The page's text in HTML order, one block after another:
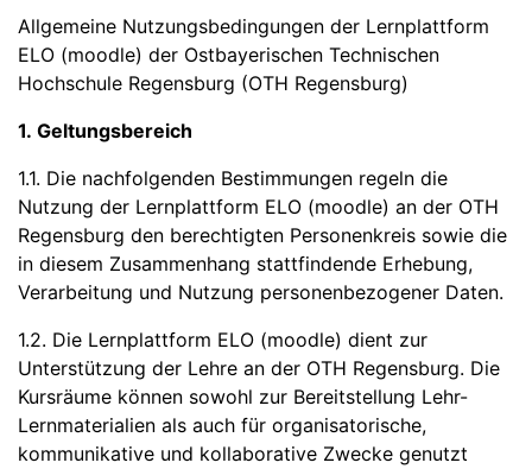
Allgemeine Nutzungsbedingungen der Lernplattform
ELO (moodle) der Ostbayerischen Technischen
Hochschule Regensburg (OTH Regensburg)
1. Geltungsbereich
1.1. Die nachfolgenden Bestimmungen regeln die
Nutzung der Lernplattform ELO (moodle) an der OTH
Regensburg den berechtigten Personenkreis sowie die
in diesem Zusammenhang stattfindende Erhebung,
Verarbeitung und Nutzung personenbezogener Daten.
1.2. Die Lernplattform ELO (moodle) dient zur
Unterstützung der Lehre an der OTH Regensburg. Die
Kursräume können sowohl zur Bereitstellung Lehr-
Lernmaterialien als auch für organisatorische,
kommunikative und kollaborative Zwecke genutzt